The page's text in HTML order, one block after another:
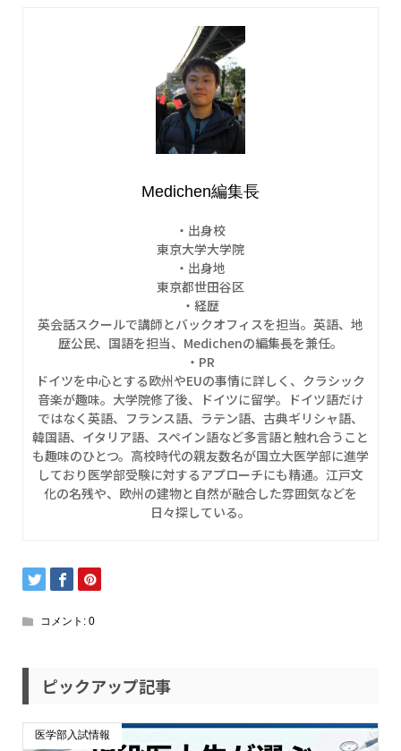
Medichen編集長
・出身校
東京大学大学院
・出身地
東京都世田谷区
・経歴
英会話スクールで講師とバックオフィスを担当。英語、地
歴公民、国語を担当、Medichenの編集長を兼任。
・PR
ドイツを中心とする欧州やEUの事情に詳しく、クラシック
音楽が趣味。大学院修了後、ドイツに留学。ドイツ語だけ
ではなく英語、フランス語、ラテン語、古典ギリシャ語、
韓国語、イタリア語、スペイン語など多言語と触れ合うこと
も趣味のひとつ。高校時代の親友数名が国立大医学部に進学
しており医学部受験に対するアプローチにも精通。江戸文
化の名残や、欧州の建物と自然が融合した雰囲気などを
日々探している。
コメント: 0
ピックアップ記事
医学部入試情報